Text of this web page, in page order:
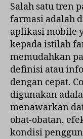
Salah satu tren
farmasi adalah
aplikasi mobile
kepada istilah
memudahkan
definisi atau
dengan cepat.
digunakan
menawarkan
obat-obatan,
kondisi